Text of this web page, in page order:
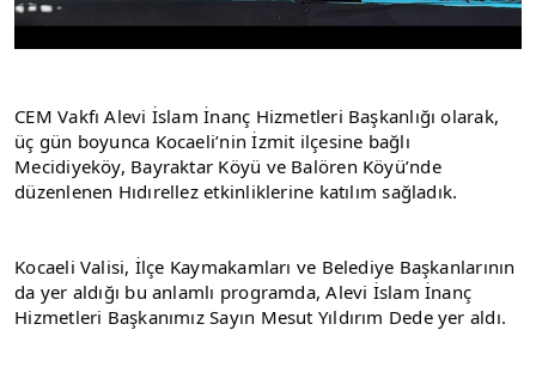
CEM Vakfı Alevi İslam İnanç Hizmetleri Başkanlığı olarak,
üç gün boyunca Kocaeli’nin İzmit ilçesine bağlı
Mecidiyeköy, Bayraktar Köyü ve Balören Köyü’nde
düzenlenen Hıdırellez etkinliklerine katılım sağladık.
Kocaeli Valisi, İlçe Kaymakamları ve Belediye Başkanlarının
da yer aldığı bu anlamlı programda, Alevi İslam İnanç
Hizmetleri Başkanımız Sayın Mesut Yıldırım Dede yer aldı.